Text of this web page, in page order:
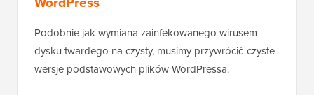
Podobnie jak wymiana zainfekowanego wirusem
dysku twardego na czysty, musimy przywrócić czyste
wersje podstawowych plików WordPressa.